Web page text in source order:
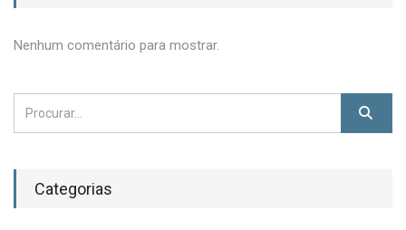
Nenhum comentário para mostrar.
Categorias